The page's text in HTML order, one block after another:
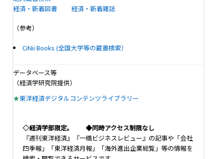
経済・新着図書
経済・新着雑誌
（参考）
CiNii Books (全国大学等の蔵書検索）
データベース等
（経済学研究院提供）
★東洋経済デジタルコンテンツライブラリー
◇経済学部限定。 ◆同時アクセス制限なし
『週刊東洋経済』『一橋ビジネスレビュー』の記事や「会社
四季報」「東洋経済月報」「海外進出企業総覧」等の情報を